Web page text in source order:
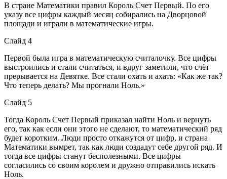
В стране Математики правил Король Счет Первый. По его
указу все цифры каждый месяц собирались на Дворцовой
площади и играли в математические игры.
Слайд 4
Первой была игра в математическую считалочку. Все цифры
выстроились и стали считаться, и вдруг заметили, что счёт
прерывается на Девятке. Все стали охать и ахать: «Как же так?
Что теперь делать? Мы прогнали Ноль.»
Слайд 5
Тогда Король Счет Первый приказал найти Ноль и вернуть
его, так как если они этого не сделают, то математический ряд
будет коротким. Люди просто откажутся от цифр, и страна
Математики вымрет, так как люди создадут себе другой ряд. И
тогда все цифры станут бесполезными. Все цифры
согласились со своим королем и дружно отправились искать
Ноль.